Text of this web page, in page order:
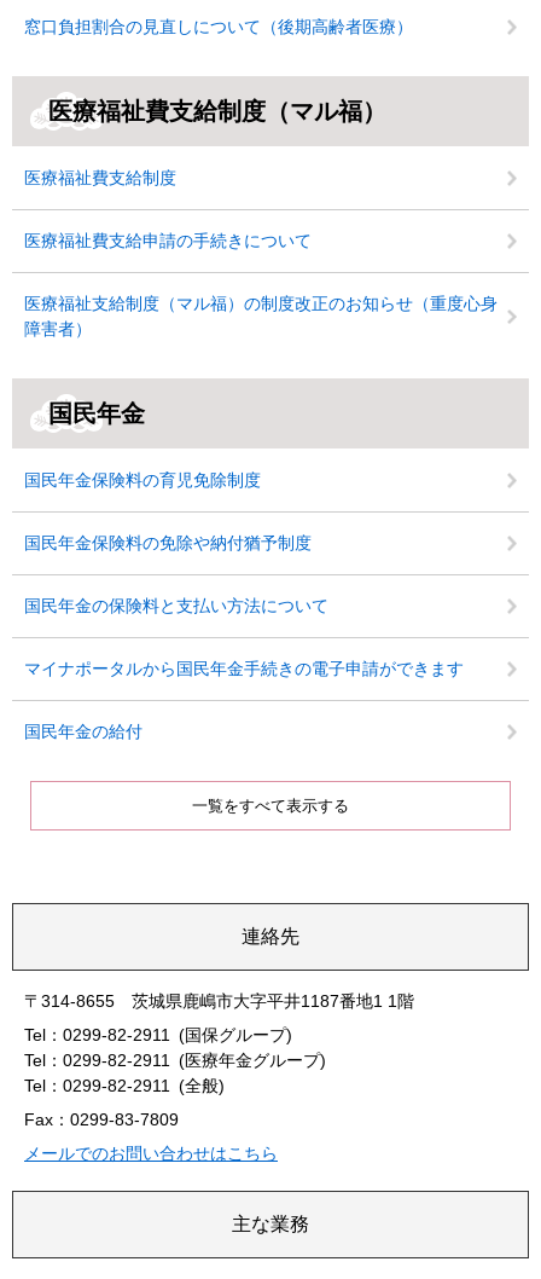
窓口負担割合の見直しについて（後期高齢者医療）
医療福祉費支給制度（マル福）
医療福祉費支給制度
医療福祉費支給申請の手続きについて
医療福祉支給制度（マル福）の制度改正のお知らせ（重度心身
障害者）
国民年金
国民年金保険料の育児免除制度
国民年金保険料の免除や納付猶予制度
国民年金の保険料と支払い方法について
マイナポータルから国民年金手続きの電子申請ができます
国民年金の給付
一覧をすべて表示する
連絡先
〒314-8655 茨城県鹿嶋市大字平井1187番地1 1階
Tel：0299-82-2911
国保グループ
Tel：0299-82-2911
医療年金グループ
Tel：0299-82-2911
全般
Fax：0299-83-7809
メールでのお問い合わせはこちら
主な業務